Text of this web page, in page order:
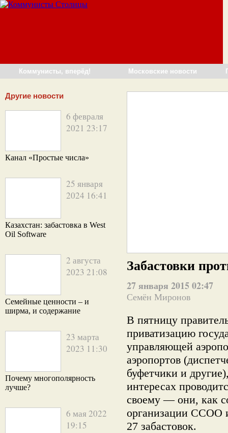
Коммунисты, вперёд! Московские новости
Другие новости
6 февраля
2021 23:17
Канал «Простые числа»
25 января
2024 16:41
Казахстан: забастовка в West
Oil Software
2 августа
2023 21:08
Семейные ценности – и
ширма, и содержание
23 марта
2023 11:30
Почему многополярность
лучше?
6 мая 2022
19:15
Забастовки
27 января 2015 02:47
Семён Миронов
В пятницу
приватизацию
управляющей
аэропортов
буфетчики и
интересах
своему — они, как
организации CCOO
27 забастовок.